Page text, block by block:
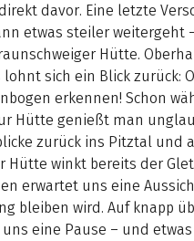
davor. Eine letzte
etwas steiler weitergeht
Hütte.
lohnt sich ein Blick zurück:
erkennen! Schon
Hütte genießt man
zurück ins Pitztal und
Hütte winkt bereits der
erwartet uns eine
bleiben wird. Auf knapp
eine Pause – und